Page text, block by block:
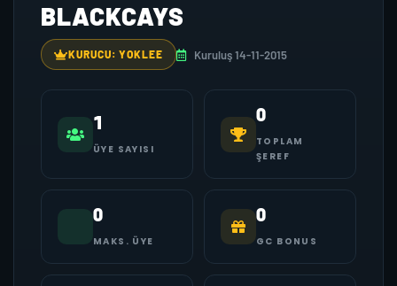
BLACKCAYS
KURUCU: YOKLEE Kuruluş 14-11-2015
1
ÜYE SAYISI
0
TOPLAM
ŞEREF
0
MAKS. ÜYE
0
GC BONUS